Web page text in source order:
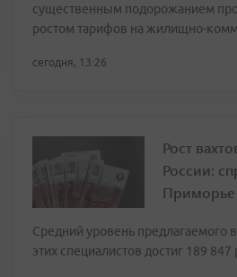
существенным подорожанием
ростом тарифов на жилищно-
сегодня, 13:26
Рост
России:
Приморье
Средний уровень предлагаемого
этих специалистов достиг 189 847